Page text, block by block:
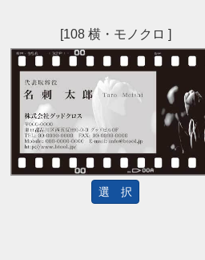
[108 横・モノクロ ]
選 択